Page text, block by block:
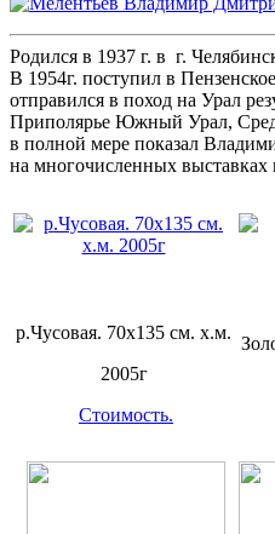
Родился в 1937 г. в г.
В 1954г. поступил в
отправился в поход на Урал
Приполярье Южный Урал,
в полной мере показал
на многочисленных выставках
р.Чусовая. 70х135 см. х.м.
2005г
Стоимость.